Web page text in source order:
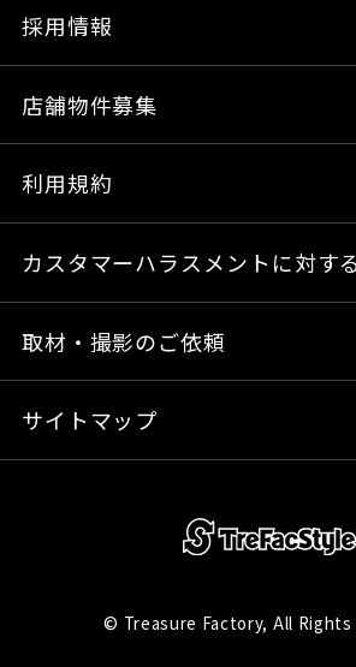
採用情報
店舗物件募集
利用規約
カスタマーハラスメントに対す
取材・撮影のご依頼
サイトマップ
© Treasure Factory, All Rights